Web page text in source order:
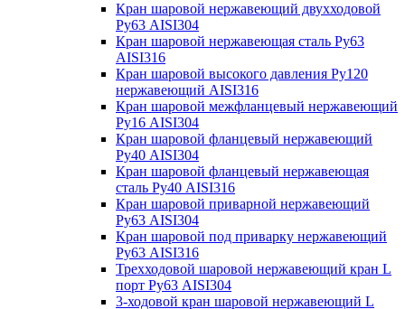
Кран шаровой нержавеющий двухходовой
Ру63 AISI304
Кран шаровой нержавеющая сталь Ру63
AISI316
Кран шаровой высокого давления Ру120
нержавеющий AISI316
Кран шаровой межфланцевый нержавеющий
Ру16 AISI304
Кран шаровой фланцевый нержавеющий
Ру40 AISI304
Кран шаровой фланцевый нержавеющая
сталь Ру40 AISI316
Кран шаровой приварной нержавеющий
Ру63 AISI304
Кран шаровой под приварку нержавеющий
Ру63 AISI316
Трехходовой шаровой нержавеющий кран L
порт Ру63 AISI304
3-ходовой кран шаровой нержавеющий L